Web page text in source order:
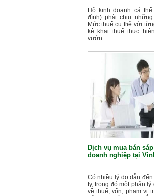
Hộ kinh doanh cá
đình) phải chịu
Mức thuế cụ thể với
kê khai thuế thực
vướn ...
Dịch vụ mua bán
doanh nghiệp tại
Có nhiều lý do dẫn
ty, trong đó một phần
về thuế, vốn, phạm vi